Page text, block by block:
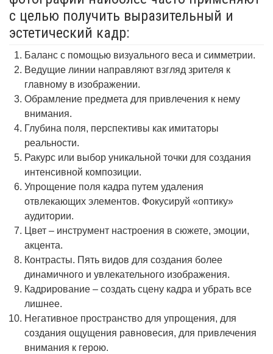
с целью получить выразительный и
эстетический кадр:
Баланс с помощью визуального веса и симметрии.
Ведущие линии направляют взгляд зрителя к
главному в изображении.
Обрамление предмета для привлечения к нему
внимания.
Глубина поля, перспективы как имитаторы
реальности.
Ракурс или выбор уникальной точки для создания
интенсивной композиции.
Упрощение поля кадра путем удаления
отвлекающих элементов. Фокусируй «оптику»
аудитории.
Цвет – инструмент настроения в сюжете, эмоции,
акцента.
Контрасты. Пять видов для создания более
динамичного и увлекательного изображения.
Кадрирование – создать сцену кадра и убрать все
лишнее.
Негативное пространство для упрощения, для
создания ощущения равновесия, для привлечения
внимания к герою.